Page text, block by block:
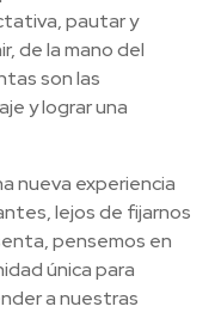
pautar y
de la mano del
son las
y lograr una
nueva experiencia
lejos de fijarnos
pensemos en
única para
a nuestras